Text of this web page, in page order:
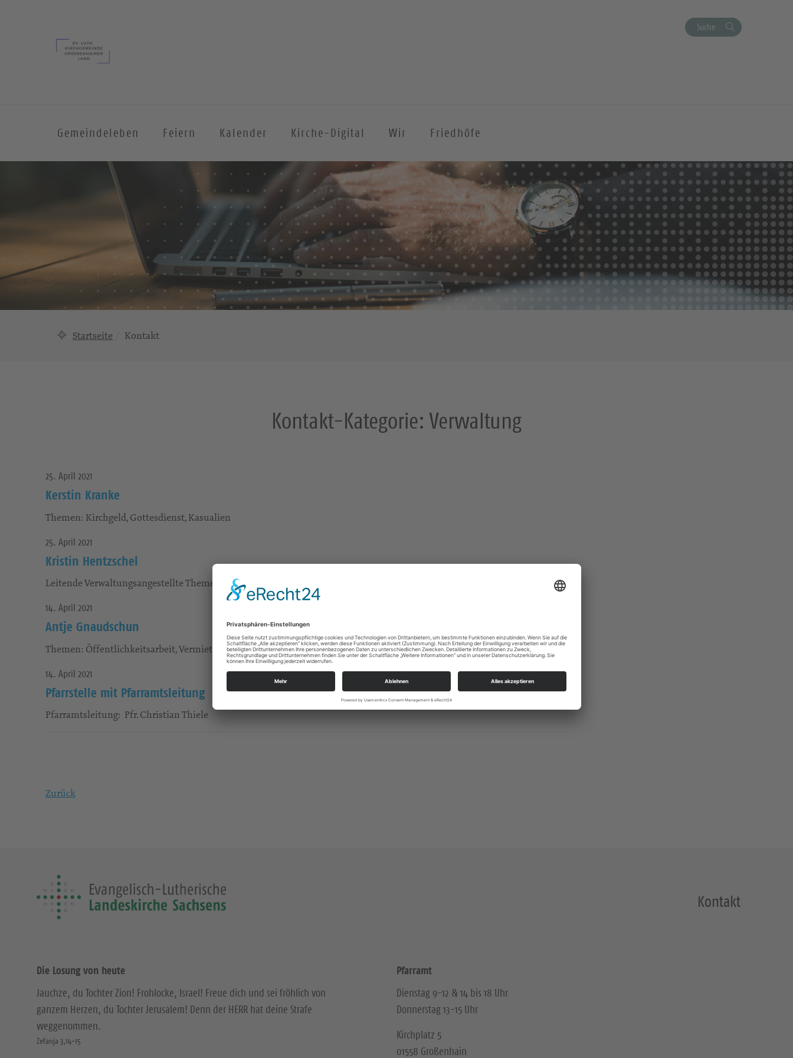
Suche
Gemeindeleben Feiern Kalender Kirche-Digital Wir Friedhöfe
Startseite Kontakt
Kontakt-Kategorie: Verwaltung
25. April 2021
Kerstin Kranke
Themen: Kirchgeld, Gottesdienst, Kasualien
25. April 2021
Kristin Hentzschel
Leitende Verwaltungsangestellte Themen: Finanzwesen, Gebäudeverwaltung, Bau
14. April 2021
Antje Gnaudschun
Themen: Öffentlichkeitsarbeit, Vermietungen, Pachten
14. April 2021
Pfarrstelle mit Pfarramtsleitung
Pfarramtsleitung: Pfr. Christian Thiele
Zurück
Kontakt
Die Losung von heute
Jauchze, du Tochter Zion! Frohlocke, Israel! Freue dich und sei fröhlich von
ganzem Herzen, du Tochter Jerusalem! Denn der HERR hat deine Strafe
weggenommen.
Zefanja 3,14-15
Pfarramt
Dienstag 9-12 & 14 bis 18 Uhr
Donnerstag 13-15 Uhr
Kirchplatz 5
01558 Großenhain